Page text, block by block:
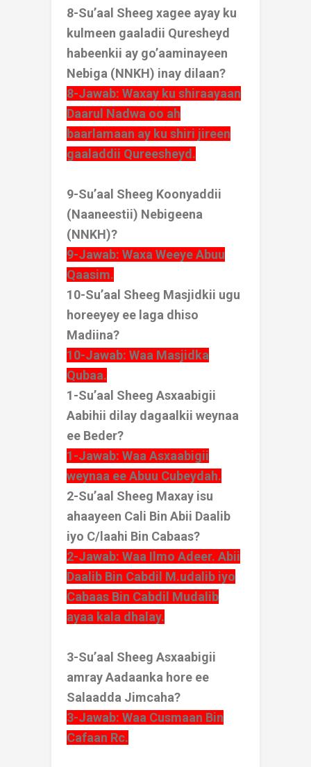
8-Su’aal Sheeg xagee ayay ku
kulmeen gaaladii Quresheyd
habeenkii ay go’aaminayeen
Nebiga (NNKH) inay dilaan?
8-Jawab: Waxay ku shiraayaan
Daarul Nadwa oo ah
baarlamaan ay ku shiri jireen
gaaladdii Qureesheyd.
9-Su’aal Sheeg Koonyaddii
(Naaneestii) Nebigeena
(NNKH)?
9-Jawab: Waxa Weeye Abuu
Qaasim.
10-Su’aal Sheeg Masjidkii ugu
horeeyey ee laga dhiso
Madiina?
10-Jawab: Waa Masjidka
Qubaa.
1-Su’aal Sheeg Asxaabigii
Aabihii dilay dagaalkii weynaa
ee Beder?
1-Jawab: Waa Asxaabigii
weynaa ee Abuu Cubeydah.
2-Su’aal Sheeg Maxay isu
ahaayeen Cali Bin Abii Daalib
iyo C/laahi Bin Cabaas?
2-Jawab: Waa Ilmo Adeer. Abii
Daalib Bin Cabdil M.udalib iyo
Cabaas Bin Cabdil Mudalib
ayaa kala dhalay.
3-Su’aal Sheeg Asxaabigii
amray Aadaanka hore ee
Salaadda Jimcaha?
3-Jawab: Waa Cusmaan Bin
Cafaan Rc.